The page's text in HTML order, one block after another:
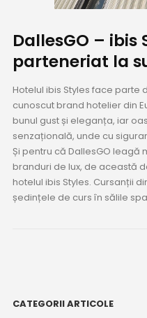
DallesGO – ibis
parteneriat la
Hotelul ibis Styles face parte
cunoscut brand hotelier din
bunul gust și eleganța, iar
senzațională, unde cu
Și pentru că DallesGO
branduri de lux, de această
hotelul ibis Styles. Cursanții
ședințele de curs în sălile
CATEGORII ARTICOLE